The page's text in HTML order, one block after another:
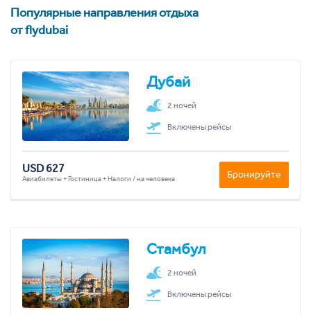
Популярные направления отдыха
от flydubai
Дубай
2 ночей
Включены рейсы
USD 627
Авиабилеты + Гостиница + Налоги / на человека Бронируйте
Стамбул
2 ночей
Включены рейсы